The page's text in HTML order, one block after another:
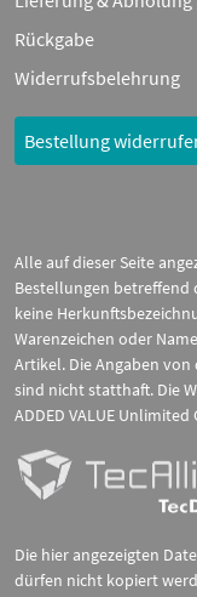
Rückgabe
Widerrufsbelehrung
Bestellung
Alle auf dieser Seite
Bestellungen betreffend
keine
Warenzeichen oder
Artikel. Die Angaben
sind nicht statthaft. Die
ADDED VALUE Unlimited
Die hier angezeigten
dürfen nicht kopiert